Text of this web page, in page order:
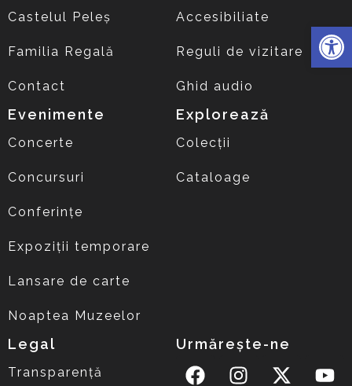
Castelul Peleș
Familia Regală
Contact
Accesibiliate
Reguli de vizitare
Ghid audio
Evenimente
Concerte
Concursuri
Conferințe
Expoziții temporare
Lansare de carte
Noaptea Muzeelor
Explorează
Colecții
Cataloage
Legal
Transparență
Urmărește-ne